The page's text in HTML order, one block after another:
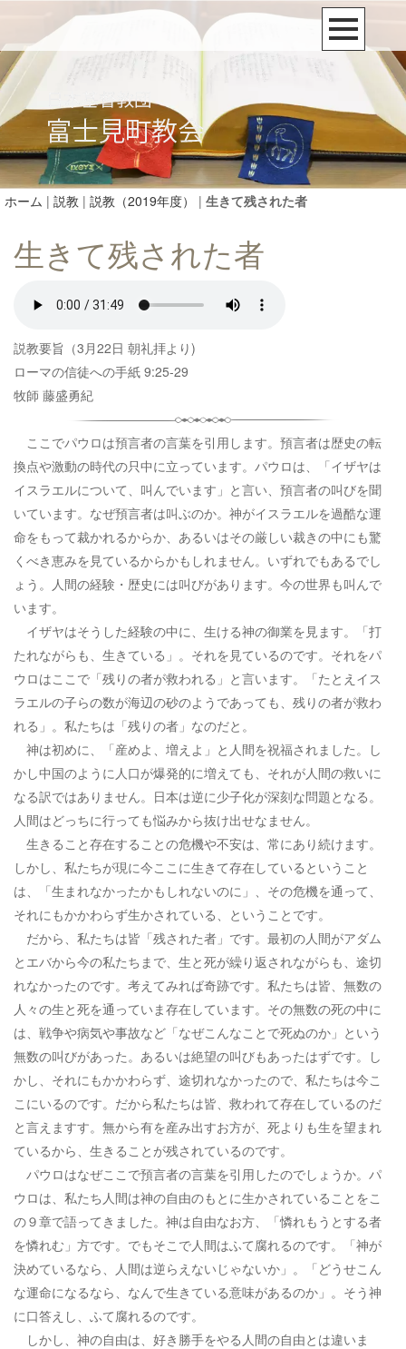
ホーム | 説教 | 説教（2019年度） | 生きて残された者
生きて残された者
説教要旨（3月22日 朝礼拝より)
ローマの信徒への手紙 9:25-29
牧師 藤盛勇紀
ここでパウロは預言者の言葉を引用します。預言者は歴史の転
換点や激動の時代の只中に立っています。パウロは、「イザヤは
イスラエルについて、叫んでいます」と言い、預言者の叫びを聞
いています。なぜ預言者は叫ぶのか。神がイスラエルを過酷な運
命をもって裁かれるからか、あるいはその厳しい裁きの中にも驚
くべき恵みを見ているからかもしれません。いずれでもあるでし
ょう。人間の経験・歴史には叫びがあります。今の世界も叫んで
います。
イザヤはそうした経験の中に、生ける神の御業を見ます。「打
たれながらも、生きている」。それを見ているのです。それをパ
ウロはここで「残りの者が救われる」と言います。「たとえイス
ラエルの子らの数が海辺の砂のようであっても、残りの者が救わ
れる」。私たちは「残りの者」なのだと。
神は初めに、「産めよ、増えよ」と人間を祝福されました。し
かし中国のように人口が爆発的に増えても、それが人間の救いに
なる訳ではありません。日本は逆に少子化が深刻な問題となる。
人間はどっちに行っても悩みから抜け出せなません。
生きること存在することの危機や不安は、常にあり続けます。
しかし、私たちが現に今ここに生きて存在しているということ
は、「生まれなかったかもしれないのに」、その危機を通って、
それにもかかわらず生かされている、ということです。
だから、私たちは皆「残された者」です。最初の人間がアダム
とエバから今の私たちまで、生と死が繰り返されながらも、途切
れなかったのです。考えてみれば奇跡です。私たちは皆、無数の
人々の生と死を通っていま存在しています。その無数の死の中に
は、戦争や病気や事故など「なぜこんなことで死ぬのか」という
無数の叫びがあった。あるいは絶望の叫びもあったはずです。し
かし、それにもかかわらず、途切れなかったので、私たちは今こ
こにいるのです。だから私たちは皆、救われて存在しているのだ
と言えますす。無から有を産み出すお方が、死よりも生を望まれ
ているから、生きることが残されているのです。
パウロはなぜここで預言者の言葉を引用したのでしょうか。パ
ウロは、私たち人間は神の自由のもとに生かされていることをこ
の９章で語ってきました。神は自由なお方、「憐れもうとする者
を憐れむ」方です。でもそこで人間はふて腐れるのです。「神が
決めているなら、人間は逆らえないじゃないか」。「どうせこん
な運命になるなら、なんで生きている意味があるのか」。そう神
に口答えし、ふて腐れるのです。
しかし、神の自由は、好き勝手をやる人間の自由とは違いま